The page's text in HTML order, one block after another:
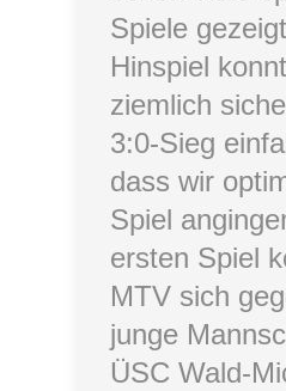
Spiele
Hinspiel
ziemlich
3:0-Sieg
dass wir
Spiel
ersten Spiel
MTV sich
junge
ÜSC Wald-